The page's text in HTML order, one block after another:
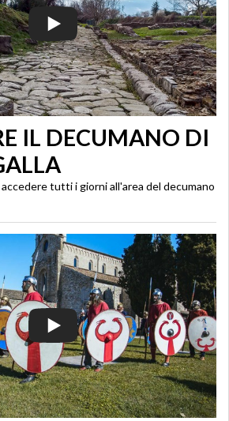
IL DECUMANO DI
tutti i giorni all'area del decumano